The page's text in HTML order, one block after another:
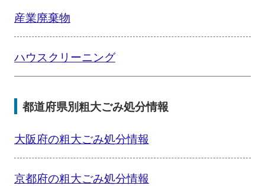
産業廃棄物
ハウスクリーニング
都道府県別粗大ごみ処分情報
大阪府の粗大ごみ処分情報
京都府の粗大ごみ処分情報